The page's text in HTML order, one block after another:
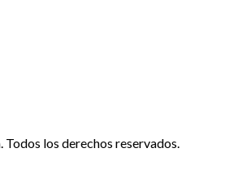
los derechos reservados.